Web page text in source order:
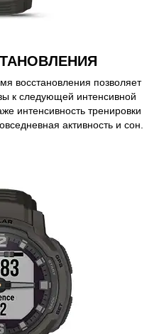
восстановления позволяет
к следующей интенсивной
интенсивность тренировки
активность и сон.